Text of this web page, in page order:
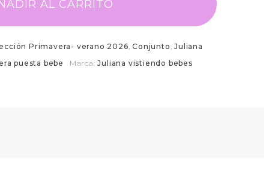
AL CARRITO
Primavera- verano 2026,Conjunto ,Juliana
puesta bebe
Marca:Juliana vistiendo bebes